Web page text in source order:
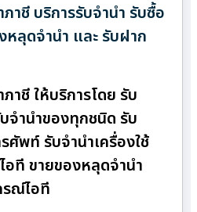
าชี บริการรับจำนำ รับซื้อ
ลุดจำนำ และ รับฝาก
าชี ให้บริการโดย รับ
จำนำของทุกชนิด รับ
ศัพท์ รับจำนำเครื่องใช้
ที ขายของหลุดจำนำ
รณ์ไอที